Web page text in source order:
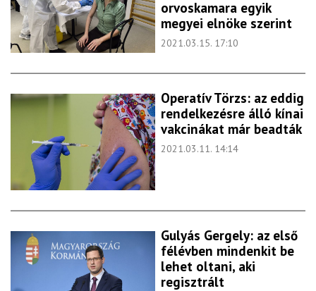
orvoskamara egyik
megyei elnöke szerint
2021.03.15. 17:10
Operatív Törzs: az eddig
rendelkezésre álló kínai
vakcinákat már beadták
2021.03.11. 14:14
Gulyás Gergely: az első
félévben mindenkit be
lehet oltani, aki
regisztrált